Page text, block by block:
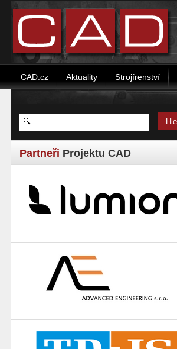
CAD.cz Aktuality Strojírenství
Partneři Projektu CAD